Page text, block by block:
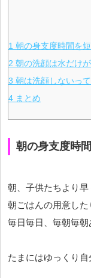
1 朝の身支度時間を
2 朝の洗顔は水だけ
3 朝は洗顔しないっ
4 まとめ
朝の身支度時
朝、子供たちより早
朝ごはんの用意し
毎日毎日、毎朝毎朝
たまにはゆっくり自